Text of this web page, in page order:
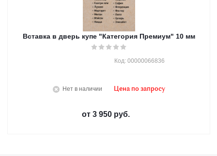
Вставка в дверь купе "Категория Премиум" 10 мм
Нет в наличии
Код: 00000066836
Цена по запросу
от 3 950 руб.